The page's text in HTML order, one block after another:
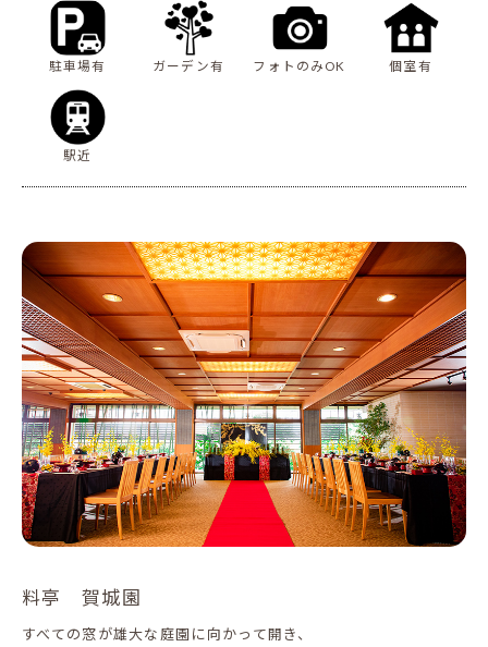
駐車場有 ガーデン有 フォトのみOK 個室有
駅近
料亭 賀城園
すべての窓が雄大な庭園に向かって開き、